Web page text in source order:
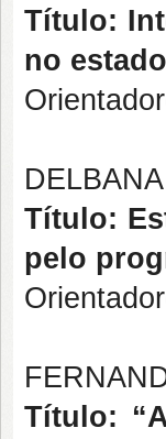
Título:
no
Título:
pelo
Título: